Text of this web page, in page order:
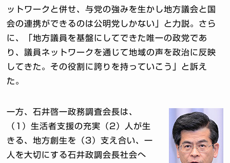
ットワークと併せ、与党の強みを生かし地方議会と国
会の連携ができるのは公明党しかない」と力説。さら
に、「地方議員を基盤にしてできた唯一の政党であ
り、議員ネットワークを通じて地域の声を政治に反映
してきた。その役割に誇りを持っていこう」と訴え
た。
一方、石井啓一政務調査会長は、
（1）生活者支援の充実（2）人が生
きる、地方創生を（3）支え合い、一
人を大切にする石井政調会長社会へ